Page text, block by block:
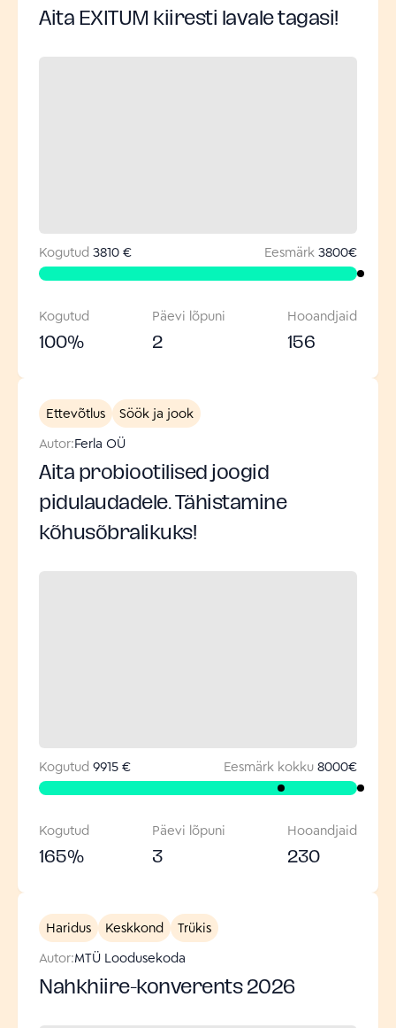
Aita EXITUM kiiresti lavale tagasi!
Kogutud 3810 € Eesmärk 3800€
Kogutud
100%
Päevi lõpuni
2
Hooandjaid
156
Ettevõtlus
Söök ja jook
Autor:Ferla OÜ
Aita probiootilised joogid
pidulaudadele. Tähistamine
kõhusõbralikuks!
Kogutud 9915 € Eesmärk kokku 8000€
Kogutud
165%
Päevi lõpuni
3
Hooandjaid
230
Haridus Keskkond
Trükis
Autor:MTÜ Loodusekoda
Nahkhiire-konverents 2026